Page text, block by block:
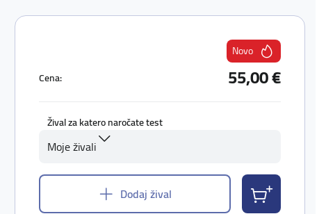
Novo
Cena:
55,00 €
Žival za katero naročate test
Moje živali
Dodaj žival